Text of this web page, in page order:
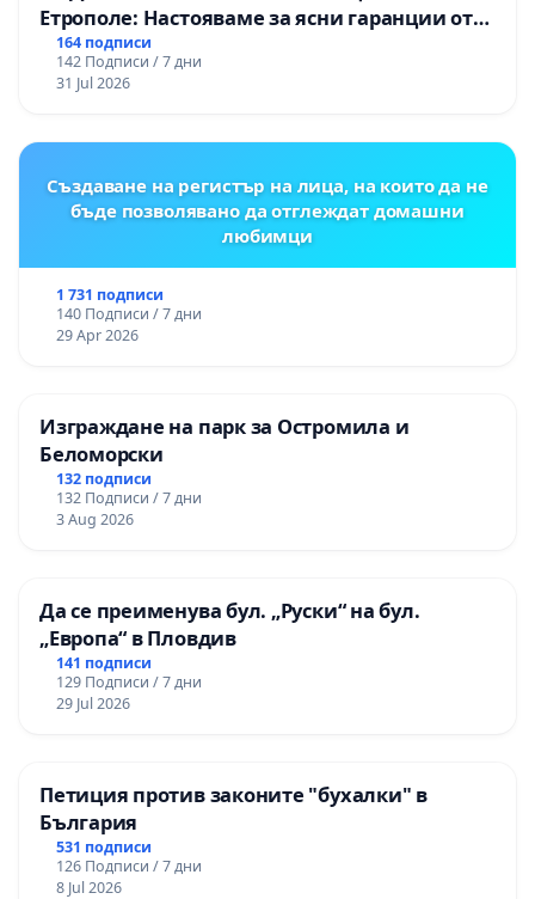
Етрополе: Настояваме за ясни гаранции от
“Елаците-МЕД” АД и от държавата, че ще се
изпълнят всички екологични норми!
164 подписи
142 Подписи / 7 дни
31 Jul 2026
Създаване на регистър на лица, на които да не
бъде позволявано да отглеждат домашни
любимци
1 731 подписи
140 Подписи / 7 дни
29 Apr 2026
Изграждане на парк за Остромила и
Беломорски
132 подписи
132 Подписи / 7 дни
3 Aug 2026
Да се преименува бул. „Руски“ на бул.
„Европа“ в Пловдив
141 подписи
129 Подписи / 7 дни
29 Jul 2026
Петиция против законите "бухалки" в
България
531 подписи
126 Подписи / 7 дни
8 Jul 2026